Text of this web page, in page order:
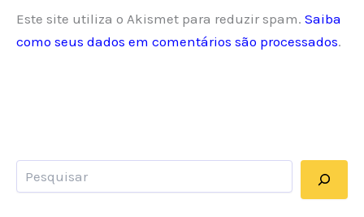
Este site utiliza o Akismet para reduzir spam. Saiba
como seus dados em comentários são processados.